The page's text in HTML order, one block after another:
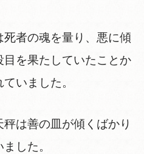
者の魂を量り、悪に傾
を果たしていたことか
いました。
は善の皿が傾くばかり
した。